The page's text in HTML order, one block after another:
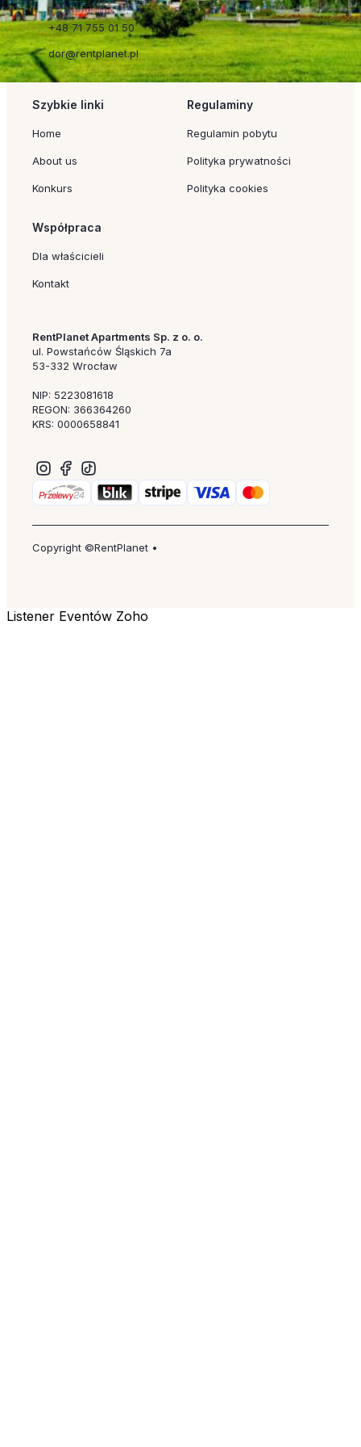
+48 71 755 01 50
dor@rentplanet.pl
Szybkie linki
Home
About us
Konkurs
Regulaminy
Regulamin pobytu
Polityka prywatności
Polityka cookies
Współpraca
Dla właścicieli
Kontakt
RentPlanet Apartments Sp. z o. o.
ul. Powstańców Śląskich 7a
53-332 Wrocław
NIP: 5223081618
REGON: 366364260
KRS: 0000658841
Copyright ©RentPlanet •
Listener Eventów Zoho